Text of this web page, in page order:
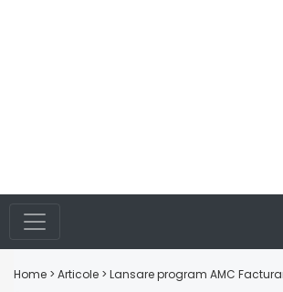
Home > Articole > Lansare program AMC